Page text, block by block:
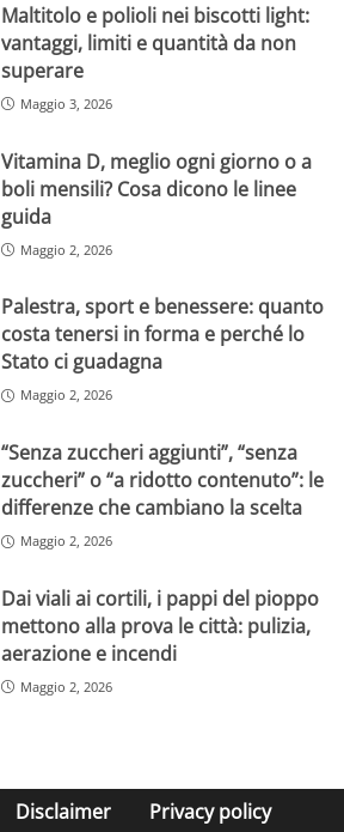
Maltitolo e polioli nei biscotti light:
vantaggi, limiti e quantità da non
superare
Maggio 3, 2026
Vitamina D, meglio ogni giorno o a
boli mensili? Cosa dicono le linee
guida
Maggio 2, 2026
Palestra, sport e benessere: quanto
costa tenersi in forma e perché lo
Stato ci guadagna
Maggio 2, 2026
“Senza zuccheri aggiunti”, “senza
zuccheri” o “a ridotto contenuto”: le
differenze che cambiano la scelta
Maggio 2, 2026
Dai viali ai cortili, i pappi del pioppo
mettono alla prova le città: pulizia,
aerazione e incendi
Maggio 2, 2026
Disclaimer Privacy policy